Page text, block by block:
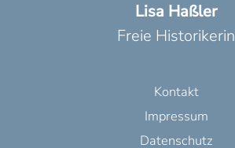
Lisa Haßler
Freie Historikerin
Kontakt
Impressum
Datenschutz